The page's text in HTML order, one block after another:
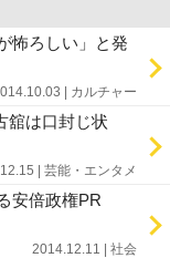
怖ろしい」と発
| カルチャー
舘は口封じ状
| 芸能・エンタメ
安倍政権PR
2014.12.11 | 社会